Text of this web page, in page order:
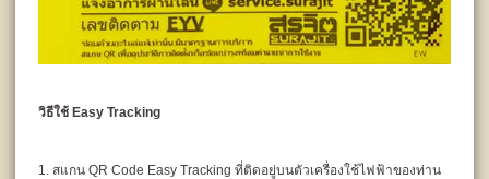
วิธีใช้ Easy Tracking
1. สแกน QR Code Easy Tracking ที่ติดอยู่บนตัวเครื่องใช้ไฟฟ้าของท่าน